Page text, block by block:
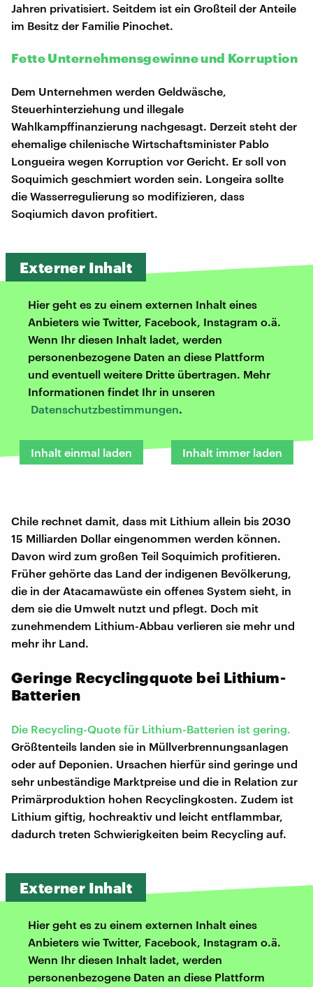
Jahren privatisiert. Seitdem ist ein Großteil der Anteile
im Besitz der Familie Pinochet.
Fette Unternehmensgewinne und Korruption
Dem Unternehmen werden Geldwäsche,
Steuerhinterziehung und illegale
Wahlkampffinanzierung nachgesagt. Derzeit steht der
ehemalige chilenische Wirtschaftsminister Pablo
Longueira wegen Korruption vor Gericht. Er soll von
Soquimich geschmiert worden sein. Longeira sollte
die Wasserregulierung so modifizieren, dass
Soqiumich davon profitiert.
Externer Inhalt
Hier geht es zu einem externen Inhalt eines
Anbieters wie Twitter, Facebook, Instagram o.ä.
Wenn Ihr diesen Inhalt ladet, werden
personenbezogene Daten an diese Plattform
und eventuell weitere Dritte übertragen. Mehr
Informationen findet Ihr in unseren
Datenschutzbestimmungen.
Inhalt einmal laden Inhalt immer laden
Chile rechnet damit, dass mit Lithium allein bis 2030
15 Milliarden Dollar eingenommen werden können.
Davon wird zum großen Teil Soquimich profitieren.
Früher gehörte das Land der indigenen Bevölkerung,
die in der Atacamawüste ein offenes System sieht, in
dem sie die Umwelt nutzt und pflegt. Doch mit
zunehmendem Lithium-Abbau verlieren sie mehr und
mehr ihr Land.
Geringe Recyclingquote bei Lithium-
Batterien
Die Recycling-Quote für Lithium-Batterien ist gering.
Größtenteils landen sie in Müllverbrennungsanlagen
oder auf Deponien. Ursachen hierfür sind geringe und
sehr unbeständige Marktpreise und die in Relation zur
Primärproduktion hohen Recyclingkosten. Zudem ist
Lithium giftig, hochreaktiv und leicht entflammbar,
dadurch treten Schwierigkeiten beim Recycling auf.
Externer Inhalt
Hier geht es zu einem externen Inhalt eines
Anbieters wie Twitter, Facebook, Instagram o.ä.
Wenn Ihr diesen Inhalt ladet, werden
personenbezogene Daten an diese Plattform